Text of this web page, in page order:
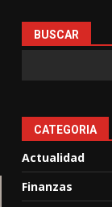
BUSCAR
CATEGORIA
Actualidad
Finanzas